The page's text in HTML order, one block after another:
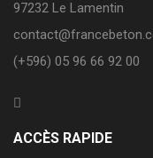
97232 Le Lamentin
(+596) 05 96 66 92 00
ACCÈS RAPIDE